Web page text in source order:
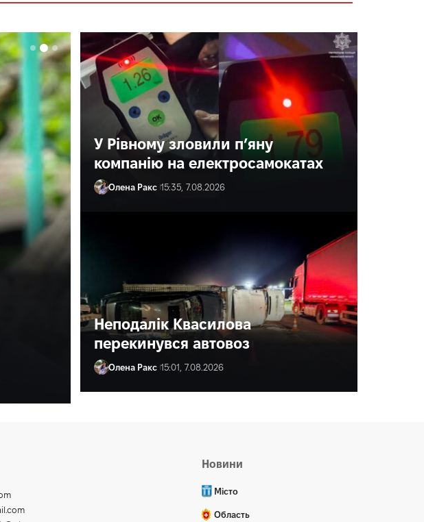
У Рівному зловили п’яну
компанію на електросамокатах
Олена Ракс 15:35, 7.08.2026
Неподалік Квасилова
перекинувся автовоз
Олена Ракс 15:01, 7.08.2026
Новини
Місто
Область